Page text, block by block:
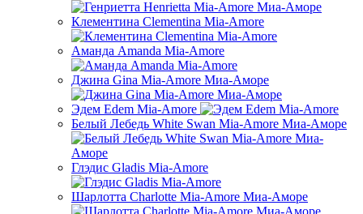
Клементина Clementina Mia-Amore
Аманда Amanda Mia-Amore
Джина Gina Mia-Amore Миа-Аморе
Эдем Edem Mia-Amore
Белый Лебедь White Swan Mia-Amore Миа-Аморе
Глэдис Gladis Mia-Amore
Шарлотта Charlotte Mia-Amore Миa-Аморе